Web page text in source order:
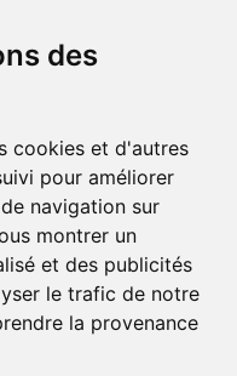
des
cookies et d'autres
pour améliorer
navigation sur
montrer un
et des publicités
le trafic de notre
la provenance
digital de la pharmacie
du-Fliers.
parmi des milliers de
et choisissez le retrait
toute simplicité.
une expérience pratique,
au service de votre